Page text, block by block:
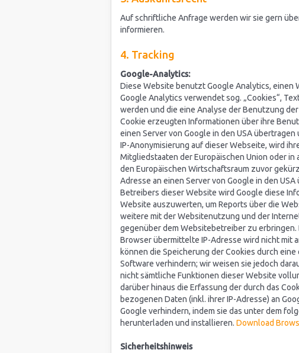
Auf schriftliche Anfrage werden wir sie gern
informieren.
4. Tracking
Google-Analytics:
Diese Website benutzt Google Analytics, einen
Google Analytics verwendet sog. „Cookies“,
werden und die eine Analyse der Benutzung
Cookie erzeugten Informationen über ihre
einen Server von Google in den USA
IP-Anonymisierung auf dieser Webseite, wird
Mitgliedstaaten der Europäischen Union oder
den Europäischen Wirtschaftsraum zuvor
Adresse an einen Server von Google in den
Betreibers dieser Website wird Google diese
Website auszuwerten, um Reports über die
weitere mit der Websitenutzung und der
gegenüber dem Websitebetreiber zu erbringen.
Browser übermittelte IP-Adresse wird nicht mit
können die Speicherung der Cookies durch
Software verhindern; wir weisen sie jedoch
nicht sämtliche Funktionen dieser Website
darüber hinaus die Erfassung der durch das
bezogenen Daten (inkl. ihrer IP-Adresse) an
Google verhindern, indem sie das unter dem
herunterladen und installieren. Download
Sicherheitshinweis